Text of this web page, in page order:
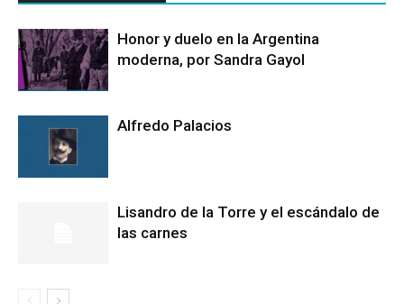
Honor y duelo en la Argentina
moderna, por Sandra Gayol
Alfredo Palacios
Lisandro de la Torre y el escándalo de
las carnes